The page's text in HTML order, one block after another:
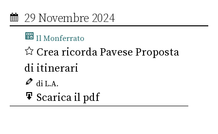
29 Novembre 2024
Il Monferrato
Crea ricorda Pavese Proposta
di itinerari
di L.A.
Scarica il pdf